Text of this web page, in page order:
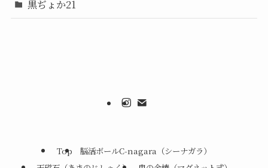
黒ぢょか21
Top
脳活ボールC-nagara（シーナガラ）